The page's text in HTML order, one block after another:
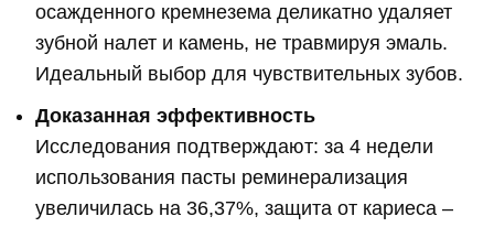
осажденного кремнезема деликатно удаляет
зубной налет и камень, не травмируя эмаль.
Идеальный выбор для чувствительных зубов.
Доказанная эффективность
Исследования подтверждают: за 4 недели
использования пасты реминерализация
увеличилась на 36,37%, защита от кариеса –